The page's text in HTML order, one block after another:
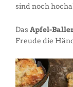
sind noch
Das Apfel-
Freude die